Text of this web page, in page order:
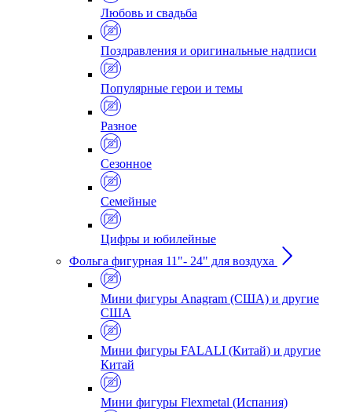
Любовь и свадьба
Поздравления и оригинальные надписи
Популярные герои и темы
Разное
Сезонное
Семейные
Цифры и юбилейные
Фольга фигурная 11"- 24" для воздуха
Мини фигуры Anagram (США) и другие
США
Мини фигуры FALALI (Китай) и другие
Китай
Мини фигуры Flexmetal (Испания)